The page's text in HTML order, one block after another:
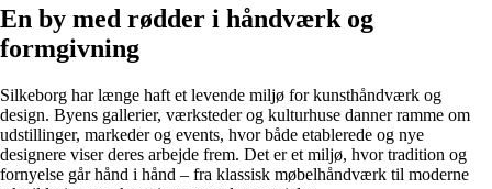
En by med rødder i håndværk og
formgivning
Silkeborg har længe haft et levende miljø for kunsthåndværk og
design. Byens gallerier, værksteder og kulturhuse danner ramme om
udstillinger, markeder og events, hvor både etablerede og nye
designere viser deres arbejde frem. Det er et miljø, hvor tradition og
fornyelse går hånd i hånd – fra klassisk møbelhåndværk til moderne